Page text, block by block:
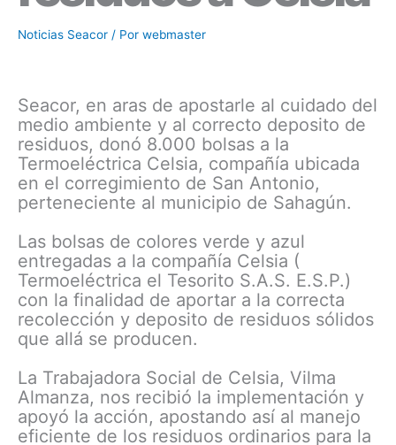
Noticias Seacor / Por webmaster
Seacor, en aras de apostarle al cuidado del
medio ambiente y al correcto deposito de
residuos, donó 8.000 bolsas a la
Termoeléctrica Celsia, compañía ubicada
en el corregimiento de San Antonio,
perteneciente al municipio de Sahagún.
Las bolsas de colores verde y azul
entregadas a la compañía Celsia (
Termoeléctrica el Tesorito S.A.S. E.S.P.)
con la finalidad de aportar a la correcta
recolección y deposito de residuos sólidos
que allá se producen.
La Trabajadora Social de Celsia, Vilma
Almanza, nos recibió la implementación y
apoyó la acción, apostando así al manejo
eficiente de los residuos ordinarios para la